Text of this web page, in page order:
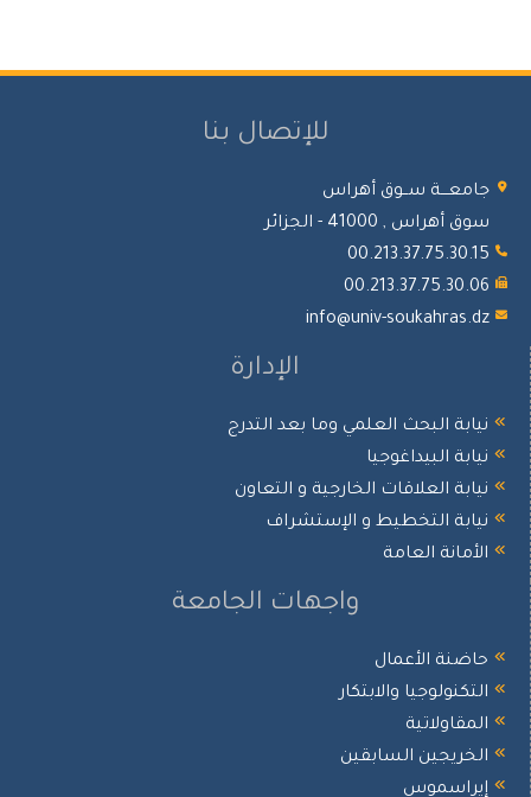
للإتصال بنا
جامعـــة ســوق أهراس
سوق أهراس , 41000 - الجزائر
00.213.37.75.30.15
00.213.37.75.30.06
info@univ-soukahras.dz
الإدارة
نيابة البحث العلمي وما بعد التدرج
نيابة البيداغوجيا
نيابة العلاقات الخارجية و التعاون
نيابة التخطيط و الإستشراف
الأمانة العامة
واجهات الجامعة
حاضنة الأعمال
التكنولوجيا والابتكار
المقاولاتية
الخريجين السابقين
إيراسموس